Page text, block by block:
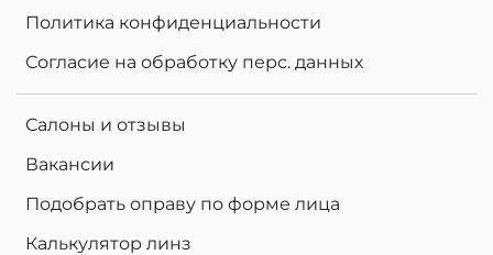
Политика конфиденциальности
Согласие на обработку перс. данных
Салоны и отзывы
Вакансии
Подобрать оправу по форме лица
Калькулятор линз